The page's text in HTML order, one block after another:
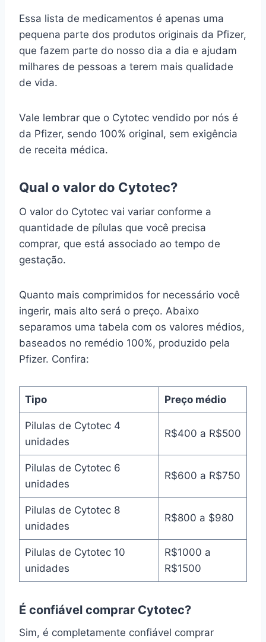
Essa lista de medicamentos é apenas uma
pequena parte dos produtos originais da Pfizer,
que fazem parte do nosso dia a dia e ajudam
milhares de pessoas a terem mais qualidade
de vida.
Vale lembrar que o Cytotec vendido por nós é
da Pfizer, sendo 100% original, sem exigência
de receita médica.
Qual o valor do Cytotec?
O valor do Cytotec vai variar conforme a
quantidade de pílulas que você precisa
comprar, que está associado ao tempo de
gestação.
Quanto mais comprimidos for necessário você
ingerir, mais alto será o preço. Abaixo
separamos uma tabela com os valores médios,
baseados no remédio 100%, produzido pela
Pfizer. Confira:
Tipo Preço médio
Pilulas de Cytotec 4
unidades
R$400 a R$500
Pilulas de Cytotec 6
unidades
R$600 a R$750
Pilulas de Cytotec 8
unidades
R$800 a $980
Pilulas de Cytotec 10
unidades
R$1000 a
R$1500
É confiável comprar Cytotec?
Sim, é completamente confiável comprar